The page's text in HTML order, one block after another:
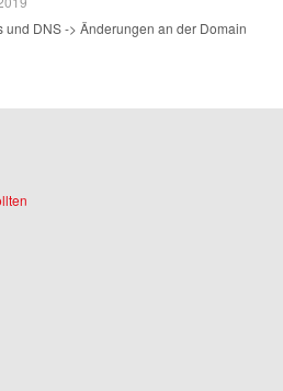
und DNS -> Änderungen an der Domain